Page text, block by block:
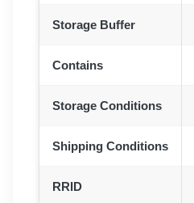
Storage Buffer
Contains
Storage Conditions
Shipping Conditions
RRID